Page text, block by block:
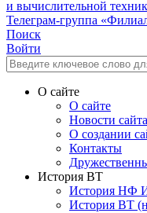
и вычислительной
Телеграм-группа
Поиск
Войти
О сайте
О сайте
Новости сайта
О создании
Контакты
История ВТ
История НФ
История ВТ